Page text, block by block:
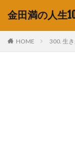
金田満の人生
HOME 300. 生